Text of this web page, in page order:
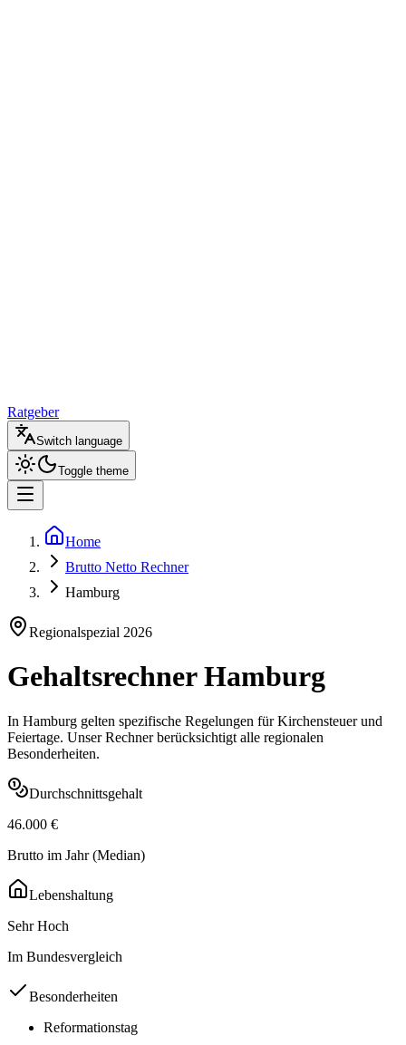
Ratgeber
Switch language
Toggle theme
Home
Brutto Netto Rechner
Hamburg
Regionalspezial 2026
GehaltsrechnerHamburg
In Hamburg gelten spezifische Regelungen für Kirchensteuer und
Feiertage. Unser Rechner berücksichtigt alle regionalen
Besonderheiten.
Durchschnittsgehalt
46.000 €
Brutto im Jahr (Median)
Lebenshaltung
Sehr Hoch
Im Bundesvergleich
Besonderheiten
Reformationstag